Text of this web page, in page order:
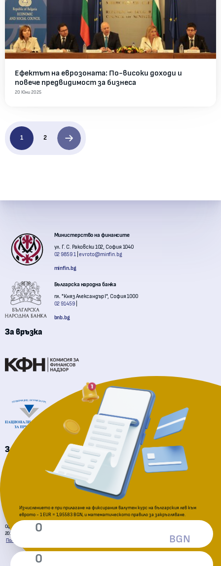
Ефектът на еврозоната: По-високи доходи и
повече предвидимост за бизнеса
20 Юни 2025
1 2
Контакти с институции
Министерство на финансите
ул. Г. С. Раковски 102, София 1040
02 9859 1
evroto@minfin.bg
minfin.bg
Българска народна банка
пл. "Княз Александър I", София 1000
02 91459
bnb.bg
За връзка
Национална агенция за приходите
За подаване на сигнали
Комисия за защита на потребителите
Официална страница за приемане на еврото в Република България
2026 © Всички права запазени. Министерство на финансите
Политика за поверителност
Условия за ползване Карта на сайта
Изчислението е при прилагане на фиксирания валутен курс на българския лев към
еврото - 1 EUR = 1,95583 BGN, и математическото правило за закръгляване.
BGN